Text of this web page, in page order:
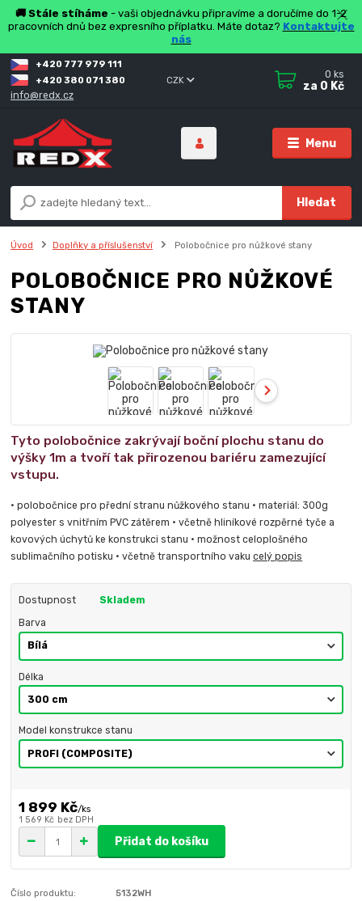
🚚 Stále stíháme - vaši objednávku připravíme a doručíme do 1-2
pracovních dnů bez expresního příplatku. Máte dotaz? Kontaktujte
nás
Menu
CZK
Hledat
+420 777 979 111
+420 380 071 380
info@redx.cz
0 ks
za 0 Kč
Úvod Doplňky a příslušenství Polobočnice pro nůžkové stany
POLOBOČNICE PRO NŮŽKOVÉ
STANY
Tyto polobočnice zakrývají boční plochu stanu do
výšky 1m a tvoří tak přirozenou bariéru zamezující
vstupu.
• polobočnice pro přední stranu nůžkového stanu • materiál: 300g
polyester s vnitřním PVC zátěrem • včetně hliníkové rozpěrné tyče a
kovových úchytů ke konstrukci stanu • možnost celoplošného
sublimačního potisku • včetně transportního vakucelý popis
Dostupnost Skladem
Barva
Délka
Model konstrukce stanu
1 899 Kč/ks
1 569 Kč bez DPH
Přidat do košíku
Číslo produktu: 5132WH